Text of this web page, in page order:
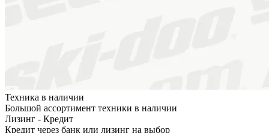
Техника в наличии
Большой ассортимент техники в наличии
Лизинг - Кредит
Кредит через банк или лизинг на выбор